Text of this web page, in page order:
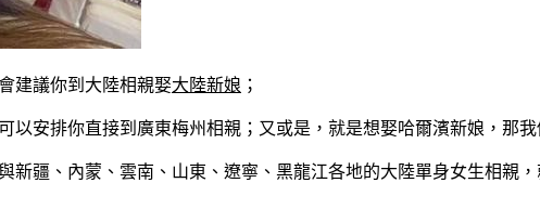
建議你到大陸相親娶大陸新娘 ；
安排你直接到廣東梅州相親；又或是，就是想娶哈爾濱新娘，那
疆、內蒙、雲南、山東、遼寧、黑龍江各地的大陸單身女生相親